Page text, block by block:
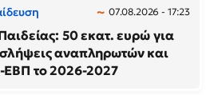
07.08.2026 - 17:23
50 εκατ. ευρώ για
αναπληρωτών και
ΕΒΠ το 2026-2027